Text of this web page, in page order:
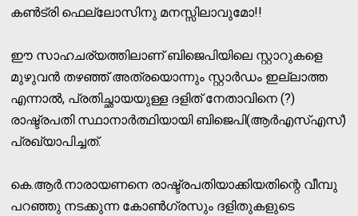
കണ്‍ട്രി ഫെല്ലോസിനു മനസ്സിലാവുമോ!!
ഈ സാഹചര്യത്തിലാണ് ബിജെപിയിലെ സ്റ്റാറുകളെ
മുഴുവന്‍ തഴഞ്ഞ് അത്രയൊന്നും സ്റ്റാര്‍ഡം ഇല്ലാത്ത
എന്നാല്‍, പ്രതിച്ഛായയുള്ള ദളിത് നേതാവിനെ (?)
രാഷ്ട്രപതി സ്ഥാനാര്‍ത്ഥിയായി ബിജെപി(ആര്‍എസ്എസ്)
പ്രഖ്യാപിച്ചത്.
കെ.ആര്‍.നാരായണനെ രാഷ്ട്രപതിയാക്കിയതിന്റെ വീമ്പു
പറഞ്ഞു നടക്കുന്ന കോണ്‍ഗ്രസും ദളിതുകളുടെ